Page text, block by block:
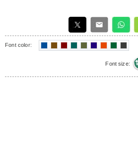
Font color:
Font size: